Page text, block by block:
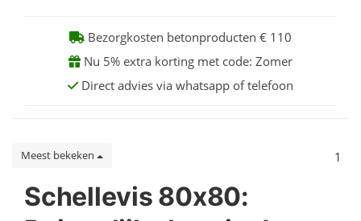
Bezorgkosten betonproducten € 110
Nu 5% extra korting met code: Zomer
Direct advies via whatsapp of telefoon
Meest bekeken 1
Schellevis 80x80: